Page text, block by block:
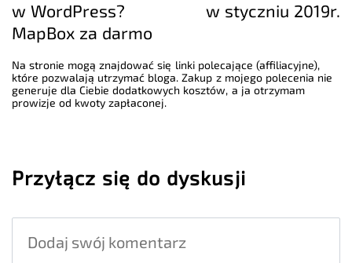
w WordPress?
MapBox za darmo
w styczniu 2019r.
Na stronie mogą znajdować się linki polecające (affiliacyjne),
które pozwalają utrzymać bloga. Zakup z mojego polecenia nie
generuje dla Ciebie dodatkowych kosztów, a ja otrzymam
prowizje od kwoty zapłaconej.
Przyłącz się do dyskusji